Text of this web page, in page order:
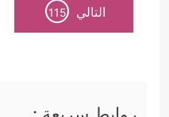
التالي 115